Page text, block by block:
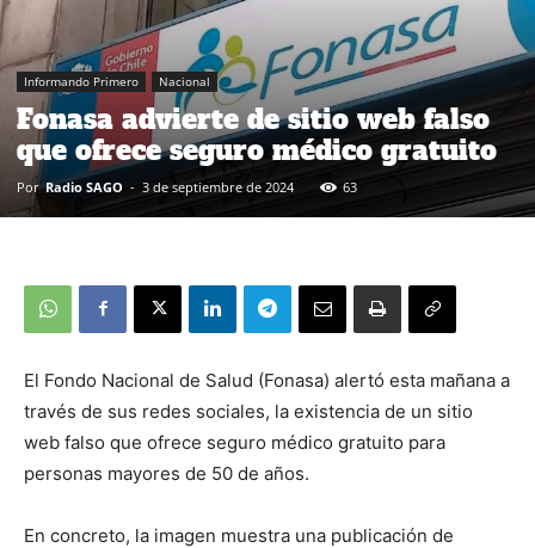
Informando Primero Nacional
Fonasa advierte de sitio web falso
que ofrece seguro médico gratuito
Por Radio SAGO - 3 de septiembre de 2024 63
El Fondo Nacional de Salud (Fonasa) alertó esta mañana a
través de sus redes sociales, la existencia de un sitio
web falso que ofrece seguro médico gratuito para
personas mayores de 50 de años.
En concreto, la imagen muestra una publicación de